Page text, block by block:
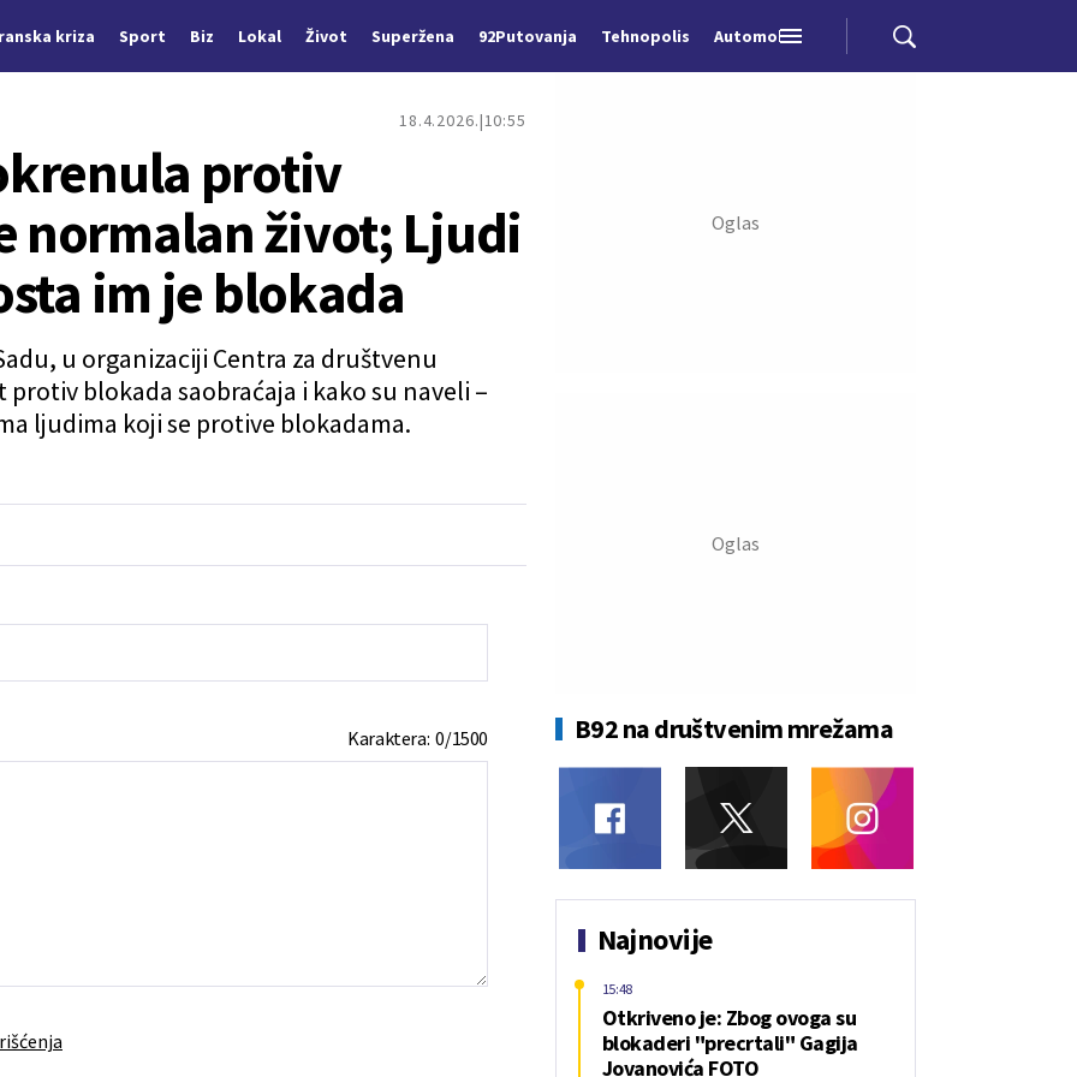
kriza Sport Biz Lokal Život Superžena 92Putovanja Tehnopolis Automobili
18.4.2026. 10:55
protiv
normalan život; Ljudi
im je blokada
u organizaciji Centra za društvenu
blokada saobraćaja i kako su naveli –
ljudima koji se protive blokadama.
Karaktera:0/1500 B92 na društvenim mrežama
Najnovije
Otkriveno je: Zbog ovoga su
blokaderi "precrtali" Gagija
Jovanovića FOTO
15:48